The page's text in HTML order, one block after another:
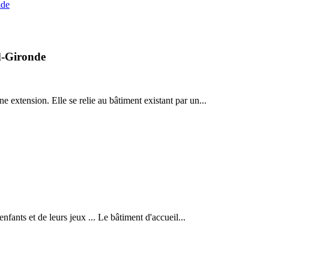
Gironde
extension. Elle se relie au bâtiment existant par un...
et de leurs jeux ... Le bâtiment d'accueil...